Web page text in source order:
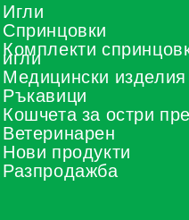
Игли
Спринцовки
Комплекти
игли
Медицински изделия
Ръкавици
Кошчета за остри
Ветеринарен
Нови продукти
Разпродажба